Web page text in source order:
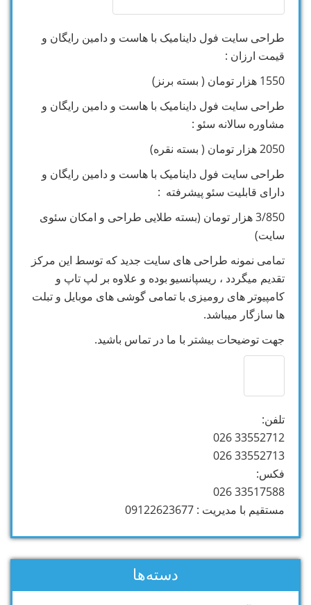
طراحی سایت فول داینامیک با هاست و دامین رایگان و
قیمت ارزان :
1550 هزار تومان ( بسته برنز)
طراحی سایت فول داینامیک با هاست و دامین رایگان و
مشاوره سالانه سئو :
2050 هزار تومان ( بسته نقره)
طراحی سایت فول داینامیک با هاست و دامین رایگان و
دارای قابلیت سئو پیشرفته :
3/850 هزار تومان (بسته طلایی طراحی و امکان سئوی
سایت)
تمامی نمونه طراحی های سایت جدید که توسط این مرکز
تقدیم میگردد ، ریسپانسیو بوده و علاوه بر لپ تاپ و
کامپیوتر های رومیزی با تمامی گوشی های موبایل و تبلت
ها سازگار میباشد.
جهت توضیحات بیشتر با ما در تماس باشید.
تلفن:
33552712 026
33552713 026
فکس:
33517588 026
مستقیم با مدیریت : 09122623677
دسته‌ها